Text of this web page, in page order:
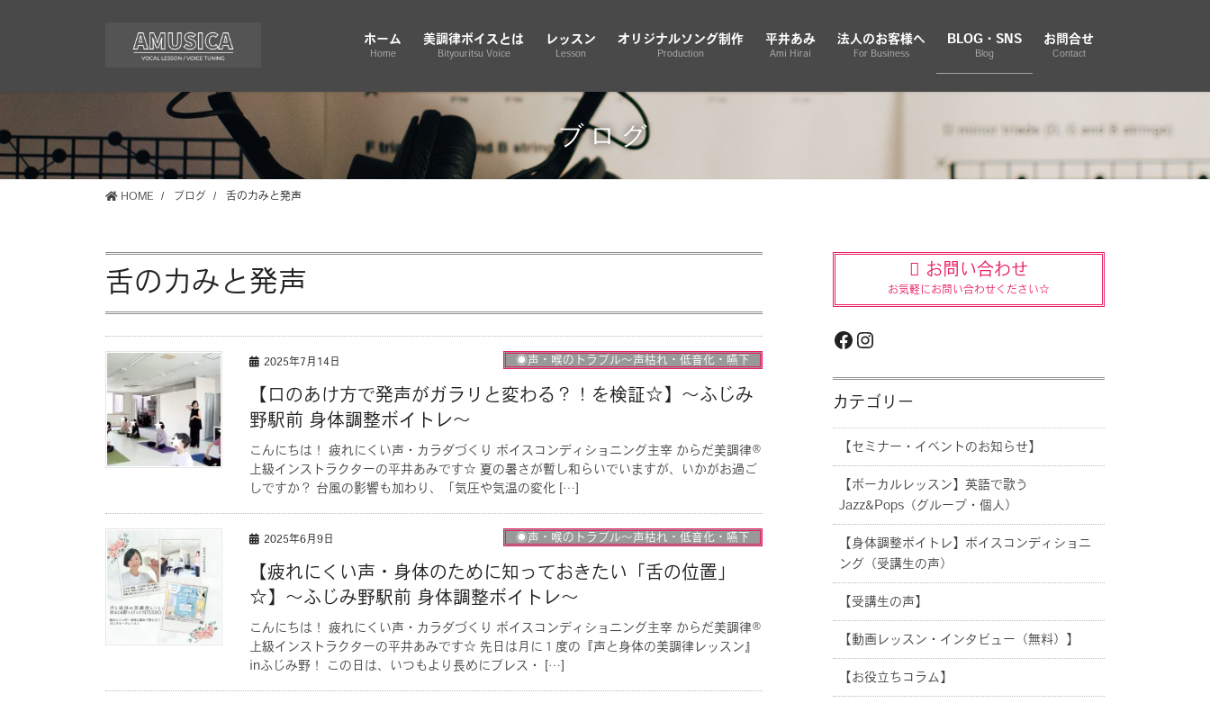
移
動
ン
に
移
ホーム
Home
美調律ボイスとは
Bityouritsu Voice
レッスン
Lesson
オリジナルソング制作
Production
平井あみ
Ami Hirai
法人のお客様へ
For Business
BLOG・SNS
Blog
お問合せ
Contact
ブログ
HOME ブログ 舌の力みと発声
舌の力みと発声
2025年7月14日 ◉声・喉のトラブル〜声枯れ・低音化・嚥下
【口のあけ方で発声がガラリと変わる？！を検証☆】〜ふじみ
野駅前 身体調整ボイトレ〜
こんにちは！ 疲れにくい声・カラダづくり ボイスコンディショニング主宰 からだ美調律®︎
上級インストラクターの平井あみです☆ 夏の暑さが暫し和らいでいますが、いかがお過ご
しですか？ 台風の影響も加わり、「気圧や気温の変化 […]
2025年6月9日 ◉声・喉のトラブル〜声枯れ・低音化・嚥下
【疲れにくい声・身体のために知っておきたい「舌の位置」
☆】〜ふじみ野駅前 身体調整ボイトレ〜
こんにちは！ 疲れにくい声・カラダづくり ボイスコンディショニング主宰 からだ美調律®︎
上級インストラクターの平井あみです☆ 先日は月に１度の『声と身体の美調律レッスン』
inふじみ野！ この日は、いつもより長めにブレス・ […]
お問い合わせ
お気軽にお問い合わせください☆
Facebook
Instagram
カテゴリー
【セミナー・イベントのお知らせ】
【ボーカルレッスン】英語で歌う
Jazz&Pops（グループ・個人）
【身体調整ボイトレ】ボイスコンディショニ
ング（受講生の声）
【受講生の声】
【動画レッスン・インタビュー（無料）】
【お役立ちコラム】